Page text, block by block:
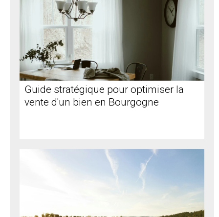
Guide stratégique pour optimiser la
vente d'un bien en Bourgogne